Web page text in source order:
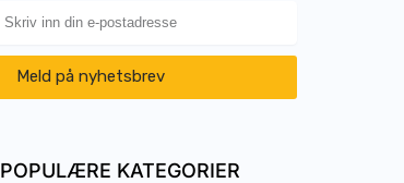
Meld på nyhetsbrev
POPULÆRE KATEGORIER